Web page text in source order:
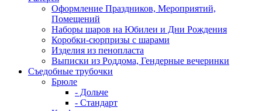
Оформление Праздников, Мероприятий,
Помещений
Наборы шаров на Юбилеи и Дни Рождения
Коробки-сюрпризы с шарами
Изделия из пенопласта
Выписки из Роддома, Гендерные вечеринки
Съедобные трубочки
Брюле
- Дольче
- Стандарт